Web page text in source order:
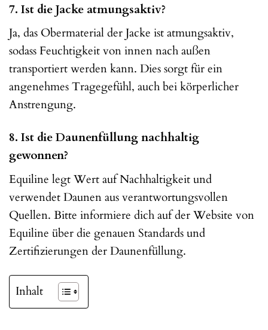
7. Ist die Jacke atmungsaktiv?
Ja, das Obermaterial der Jacke ist atmungsaktiv,
sodass Feuchtigkeit von innen nach außen
transportiert werden kann. Dies sorgt für ein
angenehmes Tragegefühl, auch bei körperlicher
Anstrengung.
8. Ist die Daunenfüllung nachhaltig
gewonnen?
Equiline legt Wert auf Nachhaltigkeit und
verwendet Daunen aus verantwortungsvollen
Quellen. Bitte informiere dich auf der Website von
Equiline über die genauen Standards und
Zertifizierungen der Daunenfüllung.
Inhalt